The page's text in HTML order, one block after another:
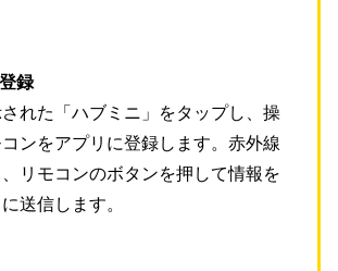
録
れた「ハブミニ」をタップし、操
ンをアプリに登録します。赤外線
リモコンのボタンを押して情報を
送信します。